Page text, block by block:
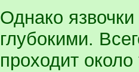
Однако
глубокими.
проходит